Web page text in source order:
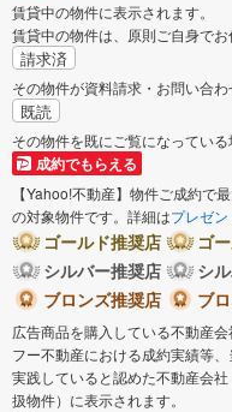
賃貸中の物件に表示されます。
賃貸中の物件は、原則ご自身でお
請求済
その物件が資料請求・お問い合わ
既読
その物件を既にご覧になっている
成約でもらえる
【Yahoo!不動産】物件ご成約で
の対象物件です。詳細はプレゼ
ゴールド推奨店
ゴ
シルバー推奨店
シ
ブロンズ推奨店
ブ
広告商品を購入している不動産
フー不動産における成約実績等
実践していると認めた不動産会
扱物件）に表示されます。